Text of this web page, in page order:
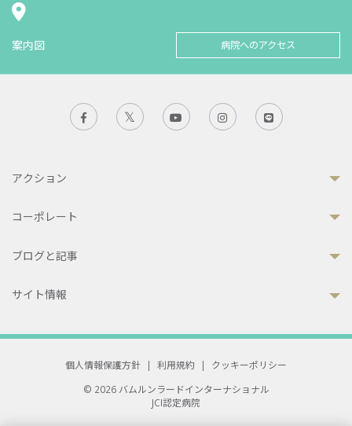
案内図 病院へのアクセス
アクション
コーポレート
ブログと記事
サイト情報
個人情報保護方針 | 利用規約 |
クッキーポリシー
© 2026 バムルンラードインターナショナル
JCI認定病院